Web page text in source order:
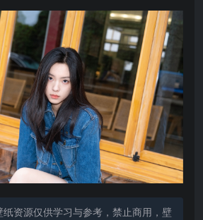
资源仅供学习与参考，禁止商用，壁